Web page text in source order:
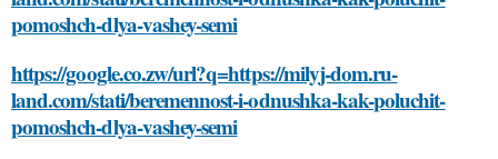
pomoshch-dlya-vashey-semi
https://google.co.zw/url?q=https://milyj-dom.ru-
land.com/stati/beremennost-i-odnushka-kak-poluchit-
pomoshch-dlya-vashey-semi